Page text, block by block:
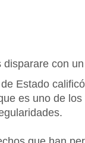
disparare con
Estado
es uno de